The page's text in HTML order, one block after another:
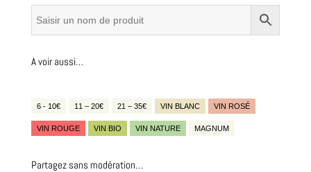
A voir aussi…
6 - 10€ 11 – 20€ 21 – 35€ VIN BLANC VIN ROSÉ
VIN ROUGE VIN BIO VIN NATURE MAGNUM
Partagez sans modération…